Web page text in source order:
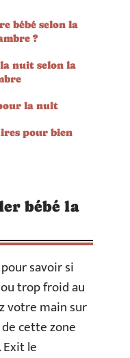
bébé selon la
?
nuit selon la
la nuit
pour bien
bébé la
savoir si
trop froid au
votre main sur
cette zone
le